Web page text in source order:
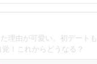
理由が可愛い。初デートも
！これからどうなる？